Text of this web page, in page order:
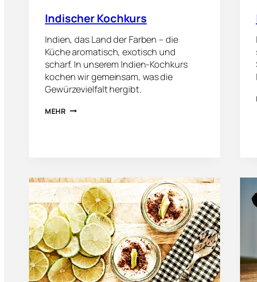
Indischer Kochkurs
Indien, das Land der Farben – die
Küche aromatisch, exotisch und
scharf. In unserem Indien-Kochkurs
kochen wir gemeinsam, was die
Gewürzevielfalt hergibt.
MEHR
E
R
K
O
C
H
K
U
R
S